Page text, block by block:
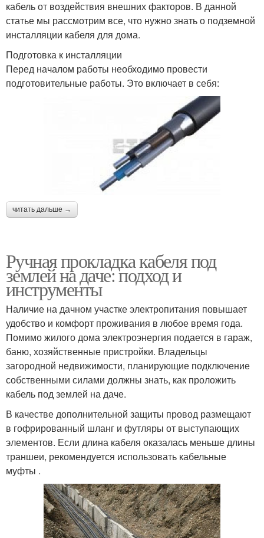
кабель от воздействия внешних факторов. В данной
статье мы рассмотрим все, что нужно знать о подземной
инсталляции кабеля для дома.
Подготовка к инсталляции
Перед началом работы необходимо провести
подготовительные работы. Это включает в себя:
читать дальше →
Ручная прокладка кабеля под
землей на даче: подход и
инструменты
Наличие на дачном участке электропитания повышает
удобство и комфорт проживания в любое время года.
Помимо жилого дома электроэнергия подается в гараж,
баню, хозяйственные пристройки. Владельцы
загородной недвижимости, планирующие подключение
собственными силами должны знать, как проложить
кабель под землей на даче.
В качестве дополнительной защиты провод размещают
в гофрированный шланг и футляры от выступающих
элементов. Если длина кабеля оказалась меньше длины
траншеи, рекомендуется использовать кабельные
муфты .